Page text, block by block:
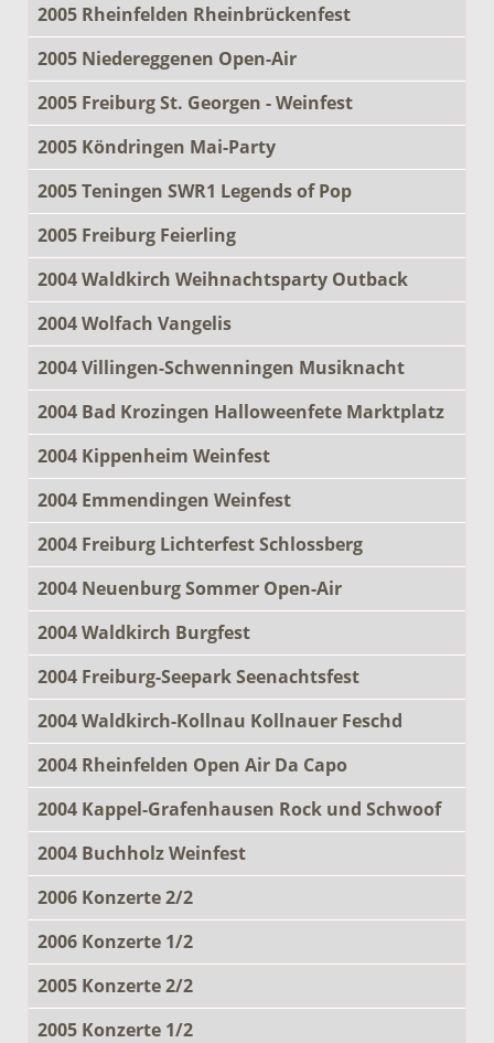
2005 Rheinfelden Rheinbrückenfest
2005 Niedereggenen Open-Air
2005 Freiburg St. Georgen - Weinfest
2005 Köndringen Mai-Party
2005 Teningen SWR1 Legends of Pop
2005 Freiburg Feierling
2004 Waldkirch Weihnachtsparty Outback
2004 Wolfach Vangelis
2004 Villingen-Schwenningen Musiknacht
2004 Bad Krozingen Halloweenfete Marktplatz
2004 Kippenheim Weinfest
2004 Emmendingen Weinfest
2004 Freiburg Lichterfest Schlossberg
2004 Neuenburg Sommer Open-Air
2004 Waldkirch Burgfest
2004 Freiburg-Seepark Seenachtsfest
2004 Waldkirch-Kollnau Kollnauer Feschd
2004 Rheinfelden Open Air Da Capo
2004 Kappel-Grafenhausen Rock und Schwoof
2004 Buchholz Weinfest
2006 Konzerte 2/2
2006 Konzerte 1/2
2005 Konzerte 2/2
2005 Konzerte 1/2